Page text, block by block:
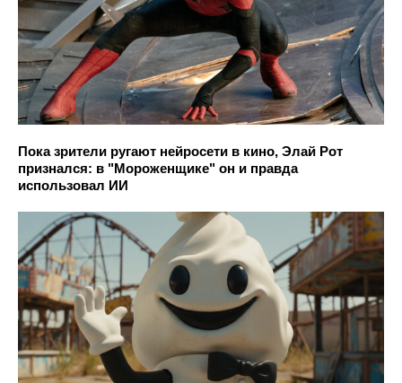
Пока зрители ругают нейросети в кино, Элай Рот
признался: в "Мороженщике" он и правда
использовал ИИ